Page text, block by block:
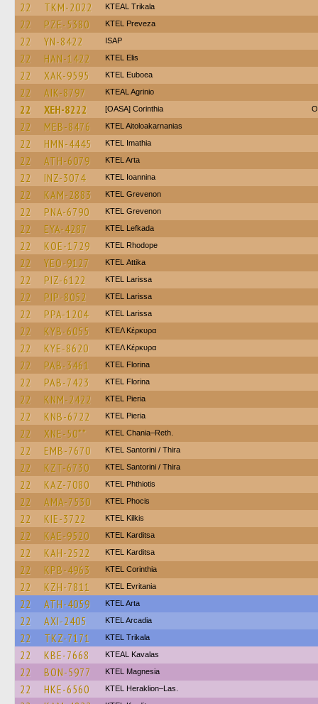
22 TKM-2022 KTEAL Trikala
22 PZE-5380 KTEL Preveza
22 YN-8422 ISAP
22 HAN-1422 KTEL Elis
22 XAK-9595 ΚΤΕL Euboea
22 AIK-8797 KTEAL Agrinio
22 XEH-8222 [OASA] Corinthia
22 MEB-8476 KTEL Aitoloakarnanias
22 HMN-4445 KTEL Imathia
22 ATH-6079 KTEL Arta
22 INZ-3074 KTEL Ioannina
22 KAM-2883 ΚΤΕL Grevenon
22 PNA-6790 ΚΤΕL Grevenon
22 EYA-4287 KTEL Lefkada
22 KOE-1729 KTEL Rhodope
22 YEO-9127 KΤΕL Αttika
22 PIZ-6122 KTEL Larissa
22 PIP-8052 KTEL Larissa
22 PPA-1204 KTEL Larissa
22 KYB-6055 ΚΤΕΛ Κέρκυρα
22 KYE-8620 ΚΤΕΛ Κέρκυρα
22 PAB-3461 KTEL Florina
22 PAB-7423 KTEL Florina
22 KNM-2422 KTEL Pieria
22 KNB-6722 KTEL Pieria
22 XNE-50** KTEL Chania–Reth.
22 EMB-7670 KTEL Santorini / Thira
22 KZT-6730 KTEL Santorini / Thira
22 KAZ-7080 ΚΤΕL Phthiotis
22 AMA-7530 ΚΤΕL Phocis
22 KIE-3722 KTEL Kilkis
22 KAE-9520 ΚΤΕL Karditsa
22 KAH-2522 ΚΤΕL Karditsa
22 KPB-4963 KTEL Corinthia
22 KZH-7811 ΚΤΕL Evritania
22 ATH-4059 KTEL Arta
22 AXI-2405 KTEL Arcadia
22 TKZ-7171 ΚΤΕL Τrikala
22 KBE-7668 KTEAL Kavalas
22 BON-5977 ΚΤΕL Magnesia
22 HKE-6560 KTEL Heraklion–Las.